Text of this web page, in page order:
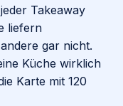
Takeaway
liefern
gar nicht.
Küche wirklich
Karte mit 120